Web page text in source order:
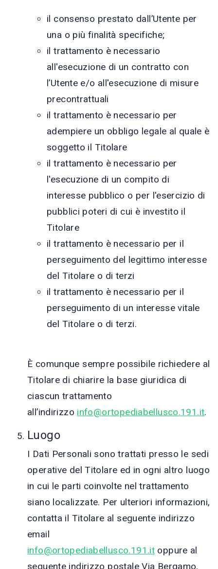
il consenso prestato dall’Utente per
una o più finalità specifiche;
il trattamento è necessario
all'esecuzione di un contratto con
l’Utente e/o all'esecuzione di misure
precontrattuali
il trattamento è necessario per
adempiere un obbligo legale al quale è
soggetto il Titolare
il trattamento è necessario per
l'esecuzione di un compito di
interesse pubblico o per l'esercizio di
pubblici poteri di cui è investito il
Titolare
il trattamento è necessario per il
perseguimento del legittimo interesse
del Titolare o di terzi
il trattamento è necessario per il
perseguimento di un interesse vitale
del Titolare o di terzi.
È comunque sempre possibile richiedere al
Titolare di chiarire la base giuridica di
ciascun trattamento
all’indirizzo info@ortopediabellusco.191.it.
Luogo
I Dati Personali sono trattati presso le sedi
operative del Titolare ed in ogni altro luogo
in cui le parti coinvolte nel trattamento
siano localizzate. Per ulteriori informazioni,
contatta il Titolare al seguente indirizzo
email
info@ortopediabellusco.191.it oppure al
seguente indirizzo postale Via Bergamo,